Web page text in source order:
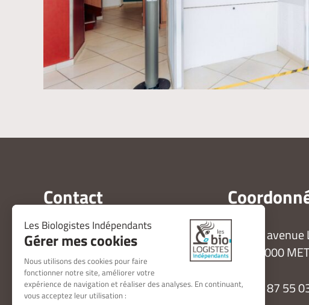
Contact
Ecrivez-nous par message via
notre formulaire de contact
Nous contacter
11
57000
03 87 55